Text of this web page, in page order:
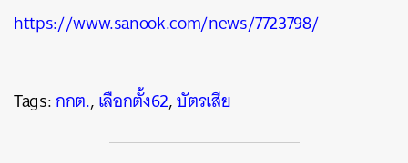
https://www.sanook.com/news/7723798/
Tags:กกต.,เลือกตั้ง62,บัตรเสีย